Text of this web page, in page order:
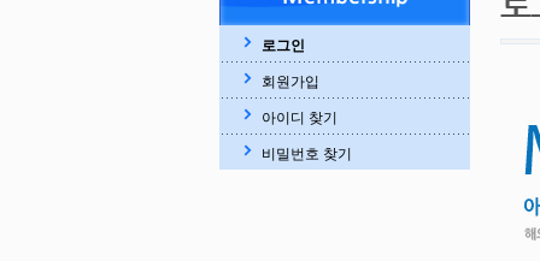
로그인
회원가입
아이디 찾기
비밀번호 찾기